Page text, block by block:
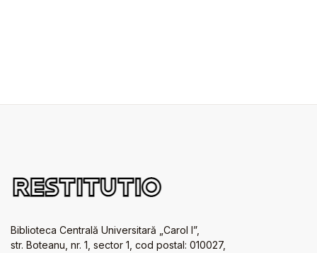
Biblioteca Centrală Universitară „Carol I”,
str. Boteanu, nr. 1, sector 1, cod postal: 010027,